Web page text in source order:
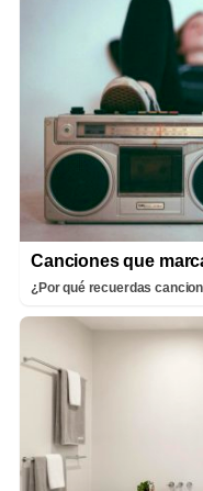
Canciones que
¿Por qué recuerdas